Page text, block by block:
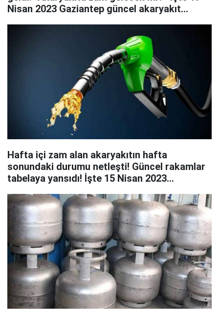
Nisan 2023 Gaziantep güncel akaryakıt
Hafta içi zam alan akaryakıtın hafta
sonundaki durumu netleşti! Güncel rakamlar
tabelaya yansıdı! İşte 15 Nisan 2023